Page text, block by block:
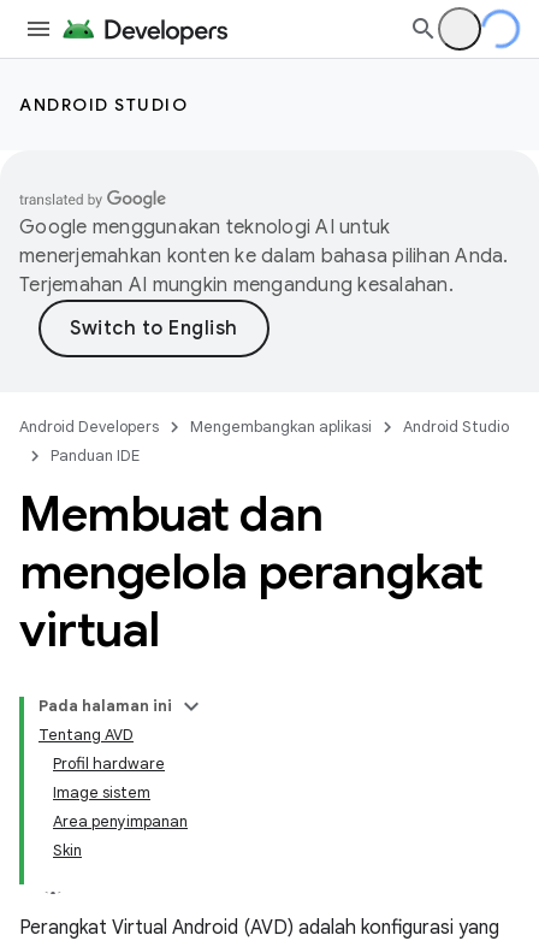
ANDROID STUDIO
Google menggunakan teknologi AI untuk
menerjemahkan konten ke dalam bahasa pilihan Anda.
Terjemahan AI mungkin mengandung kesalahan.
Android Developers Mengembangkan aplikasi
Android Studio
Panduan IDE
Membuat dan
mengelola perangkat
virtual
Pada halaman ini
Tentang AVD
Profil hardware
Image sistem
Area penyimpanan
Skin
Perangkat Virtual Android (AVD) adalah konfigurasi yang